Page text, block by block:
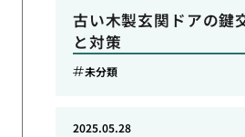
古い木製玄関ドアの鍵
と対策
未分類
2025.05.28